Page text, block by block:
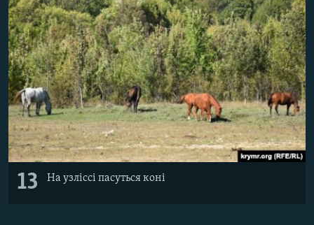
13 На узліссі пасуться коні